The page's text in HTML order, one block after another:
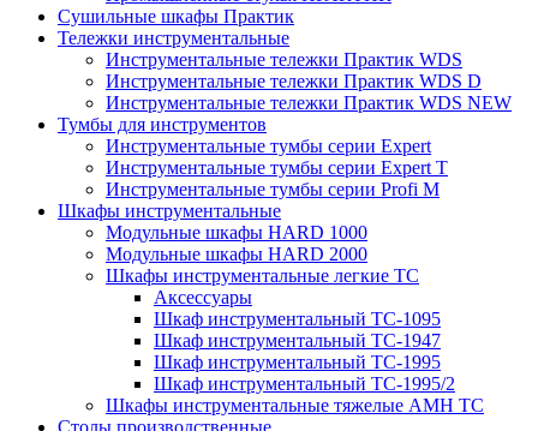
Сушильные шкафы Практик
Тележки инструментальные
Инструментальные тележки Практик WDS
Инструментальные тележки Практик WDS D
Инструментальные тележки Практик WDS NEW
Тумбы для инструментов
Инструментальные тумбы серии Expert
Инструментальные тумбы серии Expert T
Инструментальные тумбы серии Profi M
Шкафы инструментальные
Модульные шкафы HARD 1000
Модульные шкафы HARD 2000
Шкафы инструментальные легкие ТС
Аксессуары
Шкаф инструментальный TC-1095
Шкаф инструментальный TC-1947
Шкаф инструментальный TC-1995
Шкаф инструментальный TC-1995/2
Шкафы инструментальные тяжелые AMH TC
Столы производственные